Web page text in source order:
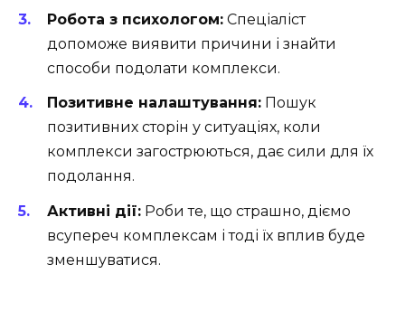
Робота з психологом: Спеціаліст
допоможе виявити причини і знайти
способи подолати комплекси.
Позитивне налаштування: Пошук
позитивних сторін у ситуаціях, коли
комплекси загострюються, дає сили для їх
подолання.
Активні дії: Роби те, що страшно, діємо
всупереч комплексам і тоді їх вплив буде
зменшуватися.